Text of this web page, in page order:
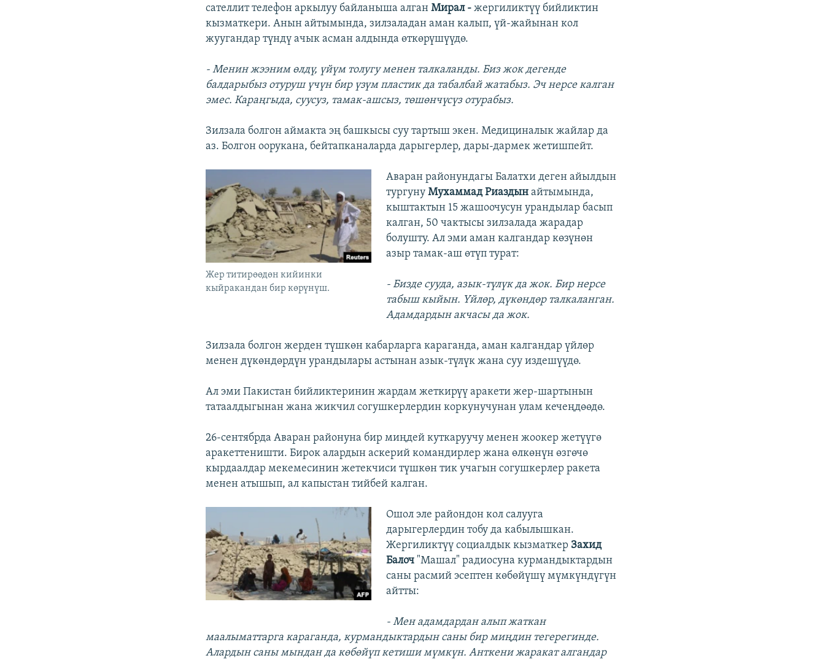
сателлит телефон аркылуу байланыша алганМирал -жергиликтүү бийликтин
кызматкери. Анын айтымында, зилзаладан аман калып, үй-жайынан кол
жуугандар түндү ачык асман алдында өткөрүшүүдө.
- Менин жээним өлдү, үйүм толугу менен талкаланды. Биз жок дегенде
балдарыбыз отуруш үчүн бир үзүм пластик да табалбай жатабыз. Эч нерсе калган
эмес. Караңгыда, суусуз, тамак-ашсыз, төшөнчүсүз отурабыз.
Зилзала болгон аймакта эң башкысы суу тартыш экен. Медициналык жайлар да
аз. Болгон оорукана, бейтапканаларда дарыгерлер, дары-дармек жетишпейт.
Жер титирөөдөн кийинки
кыйракандан бир көрүнүш.
Аваран районундагы Балатхи деген айылдын
тургуну Мухаммад Риаздын айтымында,
кыштактын 15 жашоочусун урандылар басып
калган, 50 чактысы зилзалада жарадар
болушту. Ал эми аман калгандар көзүнөн
азыр тамак-аш өтүп турат:
- Бизде сууда, азык-түлүк да жок. Бир нерсе
табыш кыйын. Үйлөр, дүкөндөр талкаланган.
Адамдардын акчасы да жок.
Зилзала болгон жерден түшкөн кабарларга караганда, аман калгандар үйлөр
менен дүкөндөрдүн урандылары астынан азык-түлүк жана суу издешүүдө.
Ал эми Пакистан бийликтеринин жардам жеткирүү аракети жер-шартынын
татаалдыгынан жана жикчил согушкерлердин коркунучунан улам кечеңдөөдө.
26-сентябрда Аваран районуна бир миңдей куткаруучу менен жоокер жетүүгө
аракеттеништи. Бирок алардын аскерий командирлер жана өлкөнүн өзгөчө
кырдаалдар мекемесинин жетекчиси түшкөн тик учагын согушкерлер ракета
менен атышып, ал капыстан тийбей калган.
Ошол эле райондон кол салууга
дарыгерлердин тобу да кабылышкан.
Жергиликтүү социалдык кызматкер Захид
Балоч "Машал" радиосуна курмандыктардын
саны расмий эсептен көбөйүшү мүмкүндүгүн
айтты:
- Мен адамдардан алып жаткан
маалыматтарга караганда, курмандыктардын саны бир миңдин тегерегинде.
Алардын саны мындан да көбөйүп кетиши мүмкүн. Анткени жаракат алгандар